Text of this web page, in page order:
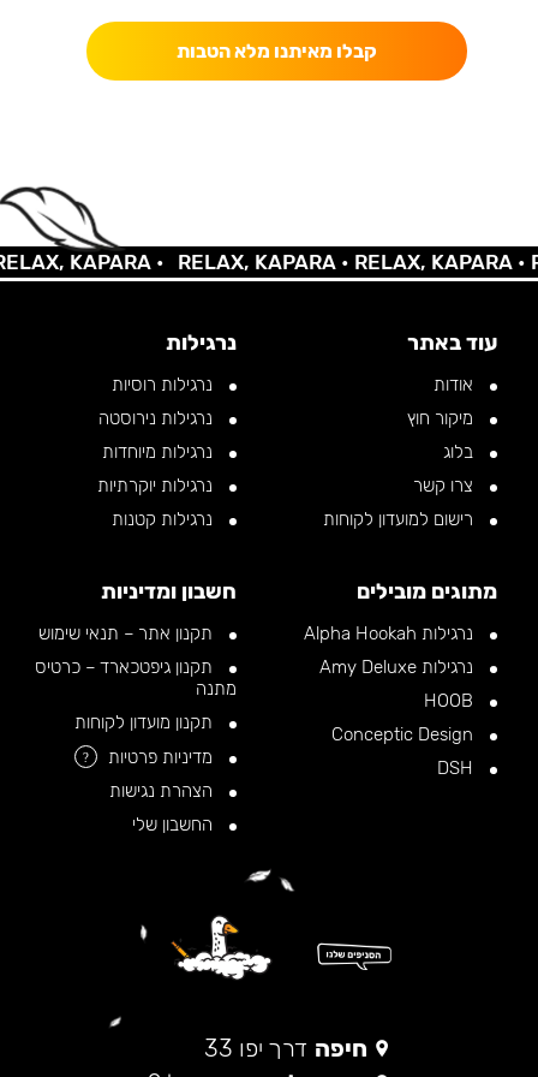
קבלו מאיתנו מלא הטבות
KAPARA • RELAX, KAPARA •RELAX, KAPARA •
עוד באתר
אודות
מיקור חוץ
בלוג
צרו קשר
רישום למועדון לקוחות
נרגילות
נרגילות רוסיות
נרגילות נירוסטה
נרגילות מיוחדות
נרגילות יוקרתיות
נרגילות קטנות
מתוגים מובילים
נרגילות Alpha Hookah
נרגילות Amy Deluxe
חשבון ומדיניות
תקנון אתר – תנאי שימוש
תקנון גיפטכארד – כרטיס
מתנה
תקנון מועדון לקוחות
מדיניות פרטיות
?
הצהרת נגישות
החשבון שלי
חיפה דרך יפו 33